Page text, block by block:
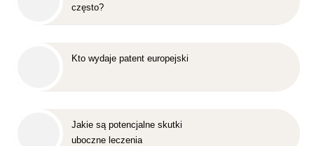
często?
Kto wydaje patent europejski
Jakie są potencjalne skutki
uboczne leczenia